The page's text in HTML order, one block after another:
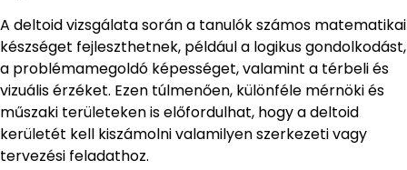
A deltoid vizsgálata során a tanulók számos matematikai
készséget fejleszthetnek, például a logikus gondolkodást,
a problémamegoldó képességet, valamint a térbeli és
vizuális érzéket. Ezen túlmenően, különféle mérnöki és
műszaki területeken is előfordulhat, hogy a deltoid
kerületét kell kiszámolni valamilyen szerkezeti vagy
tervezési feladathoz.